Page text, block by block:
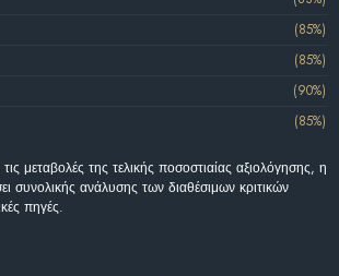
(85%)
(85%)
(90%)
(85%)
μεταβολές της τελικής ποσοστιαίας αξιολόγησης, η
συνολικής ανάλυσης των διαθέσιμων κριτικών
πηγές.